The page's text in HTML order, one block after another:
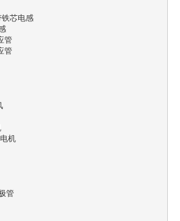
芯电感
管
管
机
管